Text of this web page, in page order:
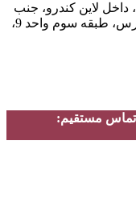
داخل لاین کندرو، جنب
ساختمان کشتی،پلاک 913، مجتمع پارس، طبقه سوم واحد 9،